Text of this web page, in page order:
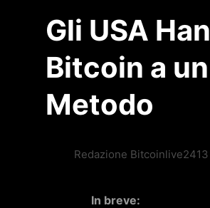
Gli USA
Bitcoin a
Metodo
Redazione Bitcoinlive24
In breve: